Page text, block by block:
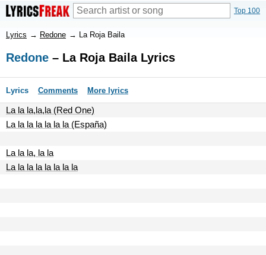
Top 100
Lyrics → Redone → La Roja Baila
Redone – La Roja Baila Lyrics
Lyrics Comments More lyrics
La la la,la,la (Red One)
La la la la la la la (España)
La la la, la la
La la la la la la la la